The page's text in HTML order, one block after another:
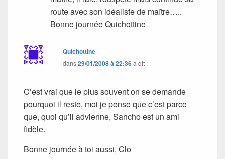
route avec son idéaliste de maître…..
Bonne journée Quichottine
Quichottine
dans29/01/2008 à 22:36a dit :
C’est vrai que le plus souvent on se demande
pourquoi il reste, moi je pense que c’est parce
que, quoi qu’il advienne, Sancho est un ami
fidèle.
Bonne journée à toi aussi, Clo